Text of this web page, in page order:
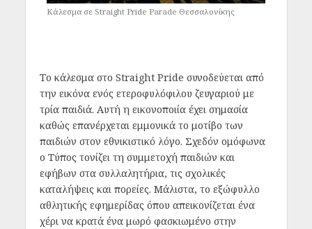
Κάλεσμα σε Straight Pride Parade Θεσσαλονίκης
Το κάλεσμα στο Straight Pride συνοδεύεται από
την εικόνα ενός ετεροφυλόφιλου ζευγαριού με
τρία παιδιά. Αυτή η εικονοποιία έχει σημασία
καθώς επανέρχεται εμμονικά το μοτίβο των
παιδιών στον εθνικιστικό λόγο. Σχεδόν ομόφωνα
ο Τύπος τονίζει τη συμμετοχή παιδιών και
εφήβων στα συλλαλητήρια, τις σχολικές
καταλήψεις και πορείες. Μάλιστα, το εξώφυλλο
αθλητικής εφημερίδας όπου απεικονίζεται ένα
χέρι να κρατά ένα μωρό φασκιωμένο στην